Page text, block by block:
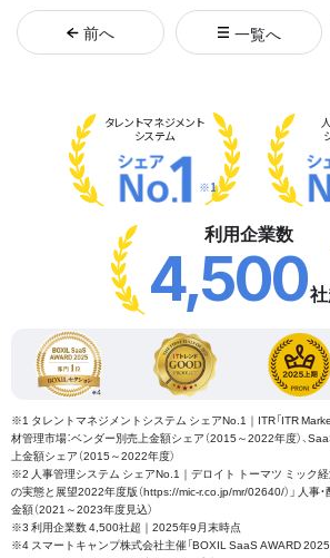
前へ 一覧へ
タレントマネジメント
システム
※1
利用企業数
4,500
※1 タレントマネジメントシステム シェアNo.1｜ITR「ITR
材管理市場：ベンダー別売上金額シェア（2015～2022年度）、
上金額シェア（2015～2022年度）
※2 人事管理システム シェアNo.1｜デロイト トーマツ ミック
の実態と展望2022年度版（https://mic-r.co.jp/mr/02640/）」 人事
金額（2021～2023年度見込）
※3 利用企業数 4,500社超｜2025年9月末時点
※4 スマートキャンプ株式会社主催「BOXIL SaaS AWARD